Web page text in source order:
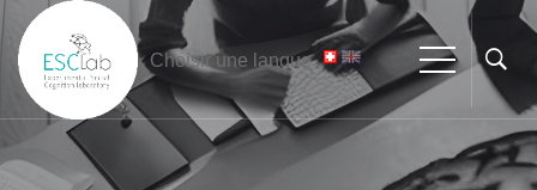
Choisir une langue